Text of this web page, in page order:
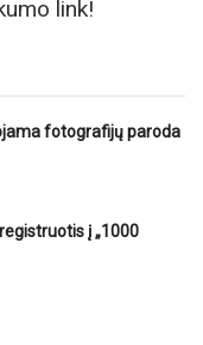
link!
fotografijų paroda
į „1000